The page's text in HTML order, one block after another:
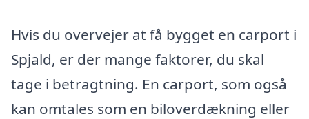
Hvis du overvejer at få bygget en carport i
Spjald, er der mange faktorer, du skal
tage i betragtning. En carport, som også
kan omtales som en biloverdækning eller